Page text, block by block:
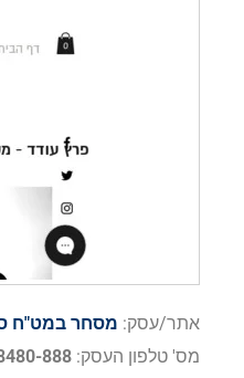
אתר/עסק: מסחר במט"ח
מס' טלפון העסק: 888